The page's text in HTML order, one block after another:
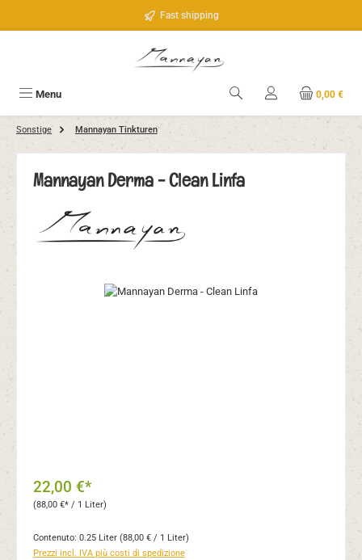
Fast shipping
Menu 0,00 €
Sonstige Mannayan Tinkturen
Mannayan Derma - Clean Linfa
Salta la galleria di immagini
22,00 €*
(88,00 €* / 1 Liter)
Contenuto: 0.25 Liter (88,00 € / 1 Liter)
Prezzi incl. IVA più costi di spedizione